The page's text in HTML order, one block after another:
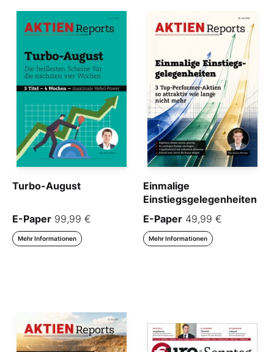
Turbo-August
E-Paper 99,99 €
Mehr Informationen
Einmalige
Einstiegsgelegenheiten
E-Paper 49,99 €
Mehr Informationen